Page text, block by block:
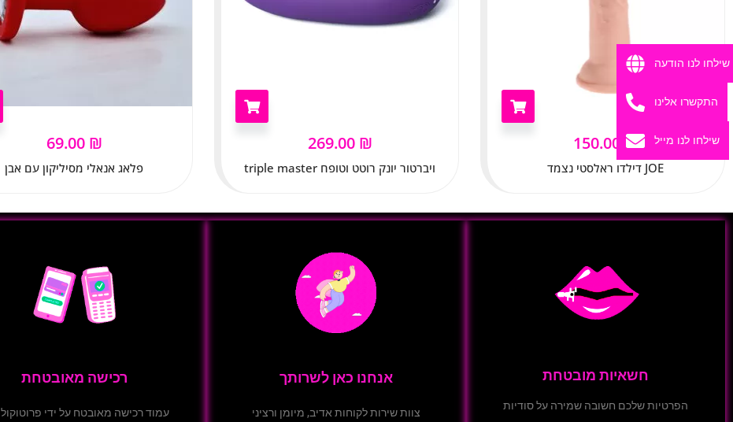
69.00 ₪
פלאג אנאלי מסיליקון עם אבן
269.00 ₪
ויברטור יונק רוטט וטופח triple master
150.00 ₪
JOE דילדו ראלסטי נצמד
חשאיות מובטחת
הפרטיות שלכם חשובה שמירה על סודיות
אנחנו כאן לשרותך
צוות שירות לקוחות אדיב, מיומן ורציני
רכישה מאובטחת
עמוד רכישה מאובטח על ידי פרוטוקול SSL
שילחו לנו הודעה
התקשרו אלינו
שילחו לנו מייל